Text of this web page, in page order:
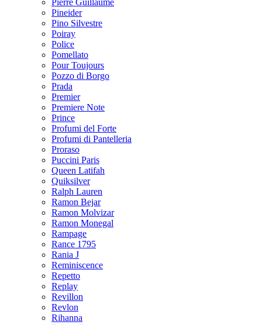
Pierre Guillaume
Pineider
Pino Silvestre
Poiray
Police
Pomellato
Pour Toujours
Pozzo di Borgo
Prada
Premier
Premiere Note
Prince
Profumi del Forte
Profumi di Pantelleria
Proraso
Puccini Paris
Queen Latifah
Quiksilver
Ralph Lauren
Ramon Bejar
Ramon Molvizar
Ramon Monegal
Rampage
Rance 1795
Rania J
Reminiscence
Repetto
Replay
Revillon
Revlon
Rihanna